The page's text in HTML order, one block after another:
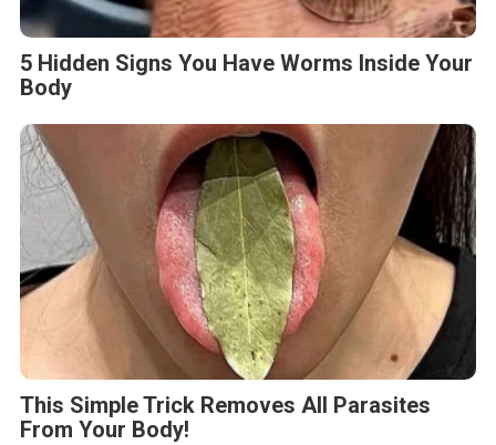
5 Hidden Signs You Have Worms Inside Your
Body
This Simple Trick Removes All Parasites
From Your Body!